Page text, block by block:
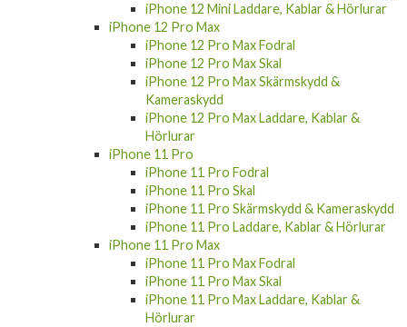
iPhone 12 Pro Max
iPhone 12 Pro Max Fodral
iPhone 12 Pro Max Skal
iPhone 12 Pro Max Skärmskydd &
Kameraskydd
iPhone 12 Pro Max Laddare, Kablar &
Hörlurar
iPhone 11 Pro
iPhone 11 Pro Fodral
iPhone 11 Pro Skal
iPhone 11 Pro Skärmskydd & Kameraskydd
iPhone 11 Pro Laddare, Kablar & Hörlurar
iPhone 11 Pro Max
iPhone 11 Pro Max Fodral
iPhone 11 Pro Max Skal
iPhone 11 Pro Max Laddare, Kablar &
Hörlurar
iPhone Xs